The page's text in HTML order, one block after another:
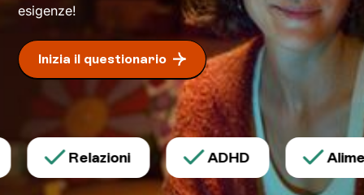
esigenze!
Inizia il questionario
Relazioni ADHD